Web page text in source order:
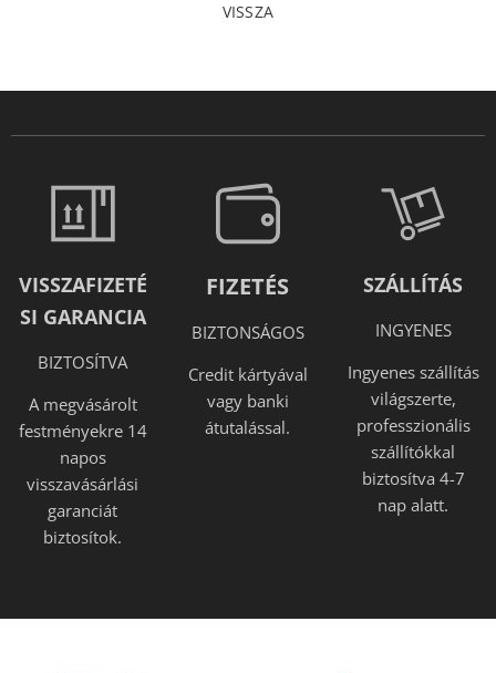
VISSZA
VISSZAFIZETÉ
SI GARANCIA
BIZTOSÍTVA
A megvásárolt
festményekre 14
napos
visszavásárlási
garanciát
biztosítok.
FIZETÉS
BIZTONSÁGOS
Credit kártyával
vagy banki
átutalással.
SZÁLLÍTÁS
INGYENES
Ingyenes szállítás
világszerte,
professzionális
szállítókkal
biztosítva 4-7
nap alatt.